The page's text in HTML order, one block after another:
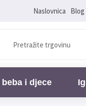
Naslovnica Blog
beba i djece